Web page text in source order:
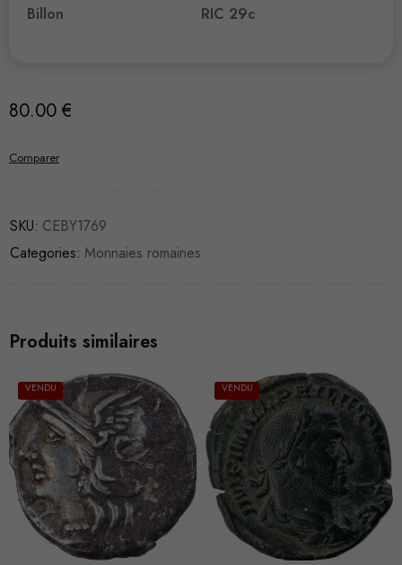
Billon
RIC 29c
80.00 €
Comparer
SKU: CEBY1769
Categories: Monnaies romaines
Produits similaires
VENDU VENDU